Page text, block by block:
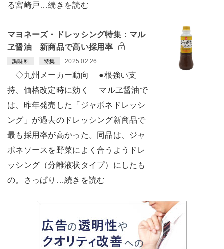
る宮崎戸…続きを読む
マヨネーズ・ドレッシング特集：マル
ヱ醤油 新商品で高い採用率
調味料 特集 2025.02.26
◇九州メーカー動向 ●根強い支
持、価格改定時に効く マルヱ醤油で
は、昨年発売した「ジャポネドレッシ
ング」が過去のドレッシング新商品で
最も採用率が高かった。同品は、ジャ
ポネソースを野菜によく合うようドレ
ッシング（分離液状タイプ）にしたも
の。さっぱり…続きを読む